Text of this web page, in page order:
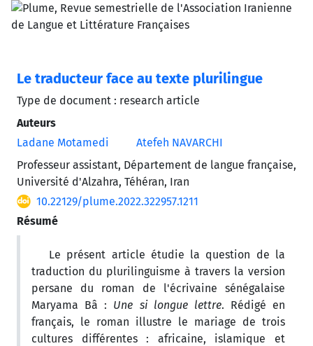
Le traducteur face au texte plurilingue
Type de document : research article
Auteurs
Ladane Motamedi
Atefeh NAVARCHI
Professeur assistant, Département de langue française,
Université d'Alzahra, Téhéran, Iran
10.22129/plume.2022.322957.1211
Résumé
Le présent article étudie la question de la
traduction du plurilinguisme à travers la version
persane du roman de l'écrivaine sénégalaise
Maryama Bâ : Une si longue lettre. Rédigé en
français, le roman illustre le mariage de trois
cultures différentes : africaine, islamique et